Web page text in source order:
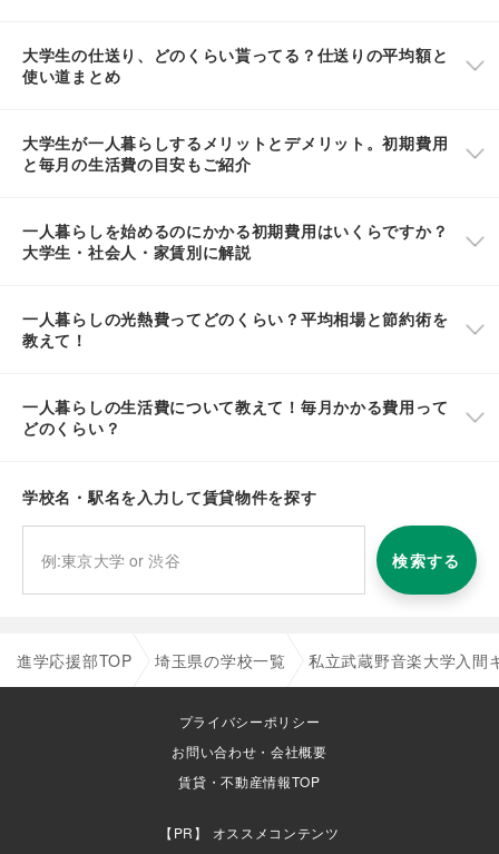
大学生の仕送り、どのくらい貰ってる？仕送りの平均額と
使い道まとめ
大学生が一人暮らしするメリットとデメリット。初期費用
と毎月の生活費の目安もご紹介
一人暮らしを始めるのにかかる初期費用はいくらですか？
大学生・社会人・家賃別に解説
一人暮らしの光熱費ってどのくらい？平均相場と節約術を
教えて！
一人暮らしの生活費について教えて！毎月かかる費用って
どのくらい？
学校名・駅名を入力して賃貸物件を探す
検索する
進学応援部TOP 埼玉県の学校一覧 私立武蔵野音楽大学入間
プライバシーポリシー
お問い合わせ・会社概要
賃貸・不動産情報TOP
オススメコンテンツ